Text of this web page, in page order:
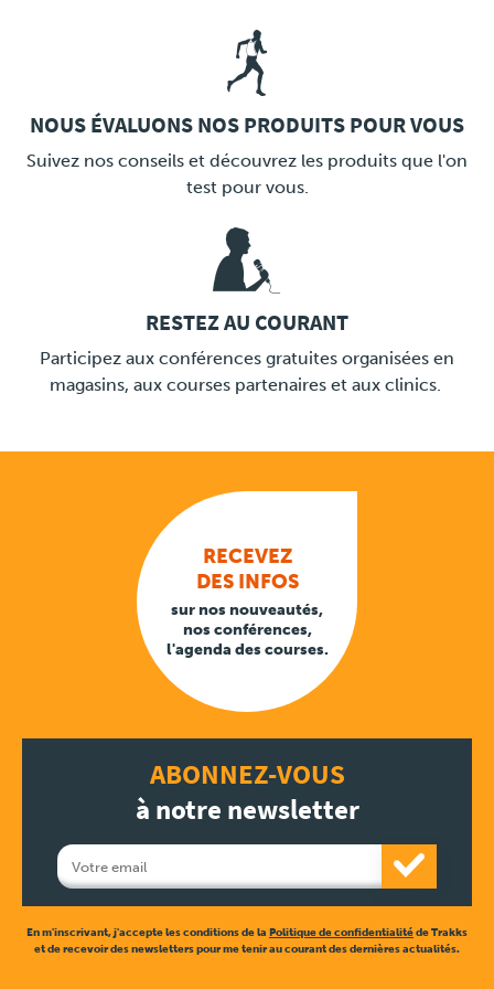
LINK
NOUS ÉVALUONS NOS PRODUITS POUR VOUS
Suivez nos conseils et découvrez les produits que l'on
test pour vous.
LINK
RESTEZ AU COURANT
Participez aux conférences gratuites organisées en
magasins, aux courses partenaires et aux clinics.
RECEVEZ
DES INFOS
sur nos nouveautés,
nos conférences,
l'agenda des courses.
ABONNEZ-VOUS
à notre newsletter
En m'inscrivant, j'accepte les conditions de la Politique de confidentialitéde Trakks
et de recevoir des newsletters pour me tenir au courant des dernières actualités.